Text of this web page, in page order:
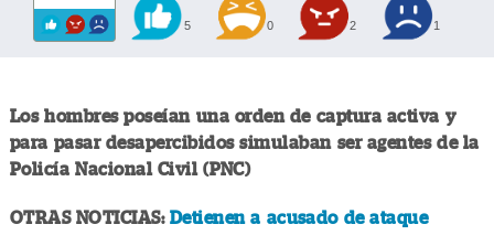
5 0 2 1
Los hombres poseían una orden de captura activa y
para pasar desapercibidos simulaban ser agentes de la
Policía Nacional Civil (PNC)
OTRAS NOTICIAS: Detienen a acusado de ataque